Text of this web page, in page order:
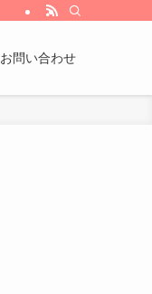
お問い合わせ